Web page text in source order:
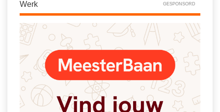
Werk GESPONSORD